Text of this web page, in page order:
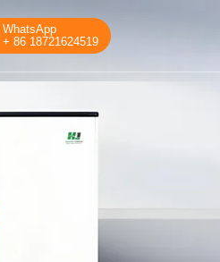
WhatsApp
+ 86 18721624519